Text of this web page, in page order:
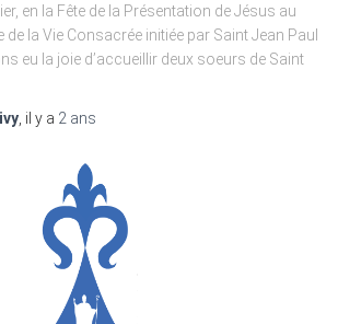
en la Fête de la Présentation de Jésus au
de la Vie Consacrée initiée par Saint Jean Paul
eu la joie d’accueillir deux soeurs de Saint
, il y a 2 ans